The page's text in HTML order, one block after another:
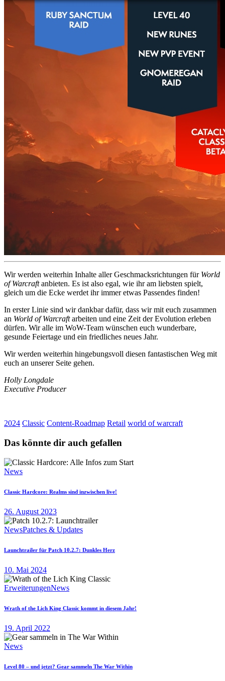
Wir werden weiterhin Inhalte aller Geschmacksrichtungen für World
of Warcraftanbieten. Es ist also egal, wie ihr am liebsten spielt,
gleich um die Ecke werdet ihr immer etwas Passendes finden!
In erster Linie sind wir dankbar dafür, dass wir mit euch zusammen
an World of Warcraftarbeiten und eine Zeit der Evolution erleben
dürfen. Wir alle im WoW-Team wünschen euch wunderbare,
gesunde Feiertage und ein friedliches neues Jahr.
Wir werden weiterhin hingebungsvoll diesen fantastischen Weg mit
euch an unserer Seite gehen.
Holly Longdale
Executive Producer
2024 Classic Content-Roadmap Retail world of warcraft
Das könnte dir auch gefallen
News
Classic Hardcore: Realms sind inzwischen live!
26. August 2023
NewsPatches & Updates
Launchtrailer für Patch 10.2.7: Dunkles Herz
10. Mai 2024
ErweiterungenNews
Wrath of the Lich King Classic kommt in diesem Jahr!
19. April 2022
News
Level 80 – und jetzt? Gear sammeln The War Within